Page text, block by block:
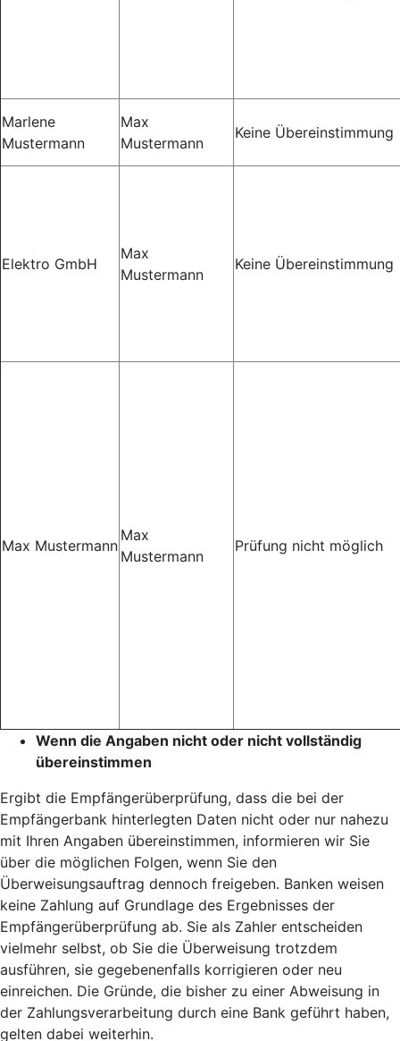
Marlene
Mustermann
Max
Mustermann
Keine Übereinstimmung
Elektro GmbH
Max
Mustermann
Keine Übereinstimmung
Max Mustermann
Max
Mustermann
Prüfung nicht möglich
Wenn die Angaben nicht oder nicht vollständig
übereinstimmen
Ergibt die Empfängerüberprüfung, dass die bei der
Empfängerbank hinterlegten Daten nicht oder nur nahezu
mit Ihren Angaben übereinstimmen, informieren wir Sie
über die möglichen Folgen, wenn Sie den
Überweisungsauftrag dennoch freigeben. Banken weisen
keine Zahlung auf Grundlage des Ergebnisses der
Empfängerüberprüfung ab. Sie als Zahler entscheiden
vielmehr selbst, ob Sie die Überweisung trotzdem
ausführen, sie gegebenenfalls korrigieren oder neu
einreichen. Die Gründe, die bisher zu einer Abweisung in
der Zahlungsverarbeitung durch eine Bank geführt haben,
gelten dabei weiterhin.